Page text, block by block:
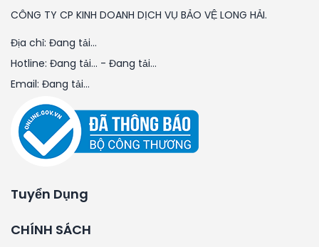
CÔNG TY CP KINH DOANH DỊCH VỤ BẢO VỆ LONG HẢI.
Địa chỉ: Đang tải...
Hotline: Đang tải... - Đang tải...
Email: Đang tải...
Tuyển Dụng
CHÍNH SÁCH